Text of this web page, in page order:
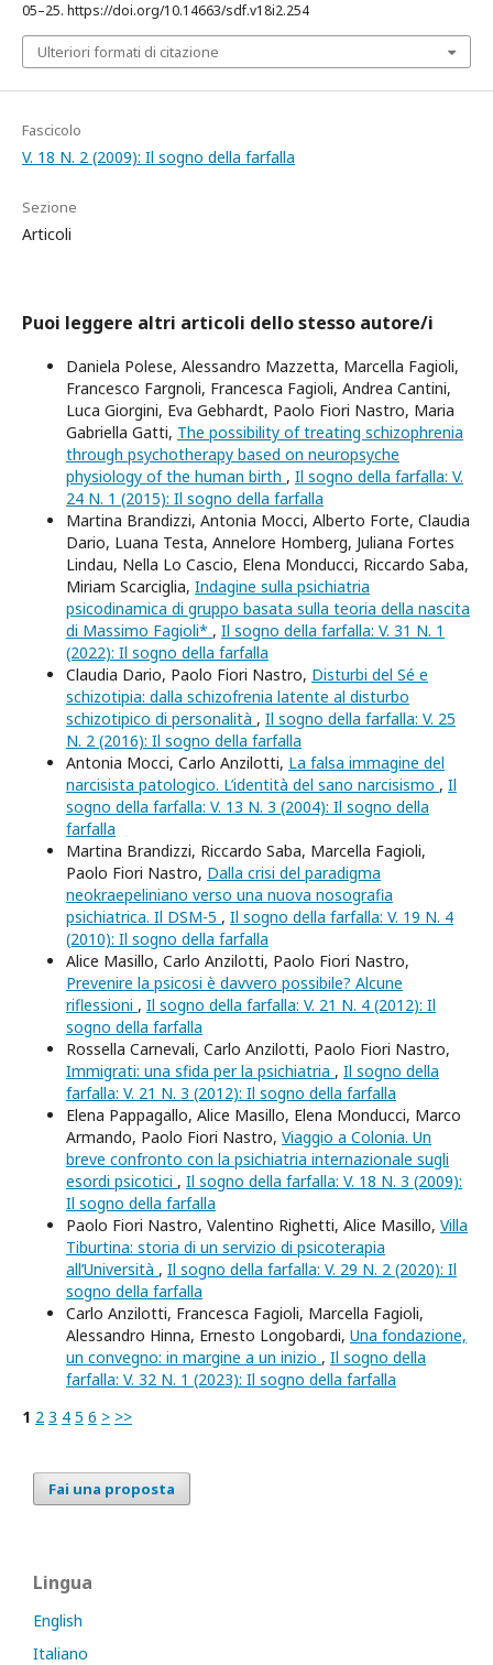
05–25. https://doi.org/10.14663/sdf.v18i2.254
Ulteriori formati di citazione
Fascicolo
V. 18 N. 2 (2009): Il sogno della farfalla
Sezione
Articoli
Puoi leggere altri articoli dello stesso autore/i
Daniela Polese, Alessandro Mazzetta, Marcella Fagioli,
Francesco Fargnoli, Francesca Fagioli, Andrea Cantini,
Luca Giorgini, Eva Gebhardt, Paolo Fiori Nastro, Maria
Gabriella Gatti, The possibility of treating schizophrenia
through psychotherapy based on neuropsyche
physiology of the human birth , Il sogno della farfalla: V.
24 N. 1 (2015): Il sogno della farfalla
Martina Brandizzi, Antonia Mocci, Alberto Forte, Claudia
Dario, Luana Testa, Annelore Homberg, Juliana Fortes
Lindau, Nella Lo Cascio, Elena Monducci, Riccardo Saba,
Miriam Scarciglia, Indagine sulla psichiatria
psicodinamica di gruppo basata sulla teoria della nascita
di Massimo Fagioli* , Il sogno della farfalla: V. 31 N. 1
(2022): Il sogno della farfalla
Claudia Dario, Paolo Fiori Nastro, Disturbi del Sé e
schizotipia: dalla schizofrenia latente al disturbo
schizotipico di personalità , Il sogno della farfalla: V. 25
N. 2 (2016): Il sogno della farfalla
Antonia Mocci, Carlo Anzilotti, La falsa immagine del
narcisista patologico. L’identità del sano narcisismo , Il
sogno della farfalla: V. 13 N. 3 (2004): Il sogno della
farfalla
Martina Brandizzi, Riccardo Saba, Marcella Fagioli,
Paolo Fiori Nastro, Dalla crisi del paradigma
neokraepeliniano verso una nuova nosografia
psichiatrica. Il DSM-5 , Il sogno della farfalla: V. 19 N. 4
(2010): Il sogno della farfalla
Alice Masillo, Carlo Anzilotti, Paolo Fiori Nastro,
Prevenire la psicosi è davvero possibile? Alcune
riflessioni , Il sogno della farfalla: V. 21 N. 4 (2012): Il
sogno della farfalla
Rossella Carnevali, Carlo Anzilotti, Paolo Fiori Nastro,
Immigrati: una sfida per la psichiatria , Il sogno della
farfalla: V. 21 N. 3 (2012): Il sogno della farfalla
Elena Pappagallo, Alice Masillo, Elena Monducci, Marco
Armando, Paolo Fiori Nastro, Viaggio a Colonia. Un
breve confronto con la psichiatria internazionale sugli
esordi psicotici , Il sogno della farfalla: V. 18 N. 3 (2009):
Il sogno della farfalla
Paolo Fiori Nastro, Valentino Righetti, Alice Masillo, Villa
Tiburtina: storia di un servizio di psicoterapia
all’Università , Il sogno della farfalla: V. 29 N. 2 (2020): Il
sogno della farfalla
Carlo Anzilotti, Francesca Fagioli, Marcella Fagioli,
Alessandro Hinna, Ernesto Longobardi, Una fondazione,
un convegno: in margine a un inizio , Il sogno della
farfalla: V. 32 N. 1 (2023): Il sogno della farfalla
1 2 3 4 5 6 > >>
Fai una proposta
Lingua
English
Italiano